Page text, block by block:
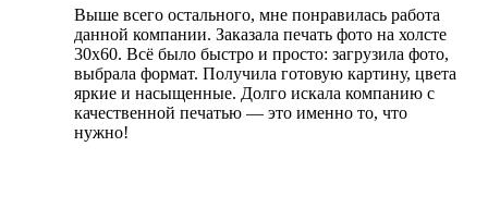
Выше всего остального, мне понравилась работа
данной компании. Заказала печать фото на холсте
30х60. Всё было быстро и просто: загрузила фото,
выбрала формат. Получила готовую картину, цвета
яркие и насыщенные. Долго искала компанию с
качественной печатью — это именно то, что
нужно!